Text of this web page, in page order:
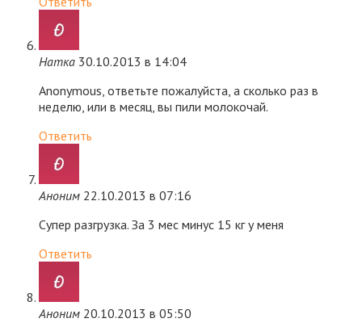
Натка 30.10.2013 в 14:04
Anonymous, ответьте пожалуйста, а сколько раз в
неделю, или в месяц, вы пили молокочай.
Ответить
Аноним 22.10.2013 в 07:16
Супер разгрузка. За 3 мес минус 15 кг у меня
Ответить
Аноним 20.10.2013 в 05:50